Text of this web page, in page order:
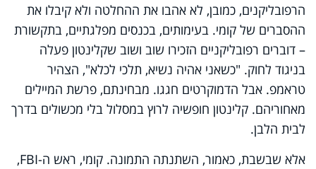
הרפובליקנים, כמובן, לא אהבו את ההחלטה ולא קיבלו את
ההסברים של קומי. בעימותים, בכנסים מפלגתיים, בתקשורת
– דוברים רפובליקניים הזכירו שוב ושוב שקלינטון פעלה
בניגוד לחוק. "כשאני אהיה נשיא, תלכי לכלא", הצהיר
טראמפ. אבל הדמוקרטים חגגו. מבחינתם, פרשת המיילים
מאחוריהם. קלינטון חופשיה לרוץ במסלול בלי מכשולים בדרך
לבית הלבן.
אלא שבשבת, כאמור, השתנתה התמונה. קומי, ראש ה-FBI
,